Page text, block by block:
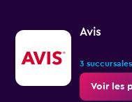
Avis
3 succursales
Voir les